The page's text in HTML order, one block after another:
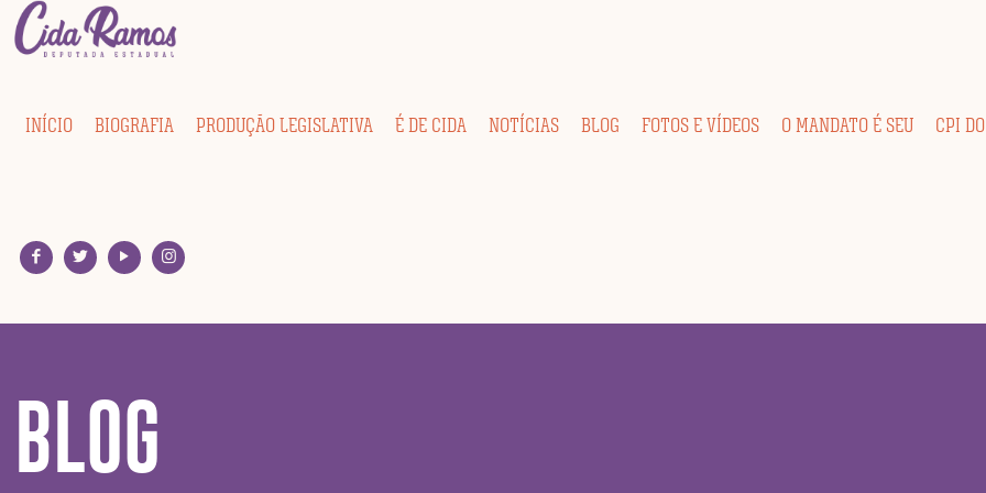
INÍCIO BIOGRAFIA PRODUÇÃO LEGISLATIVA É DE CIDA NOTÍCIAS BLOG FOTOS E VÍDEOS O MANDATO É SEU CPI
BLOG